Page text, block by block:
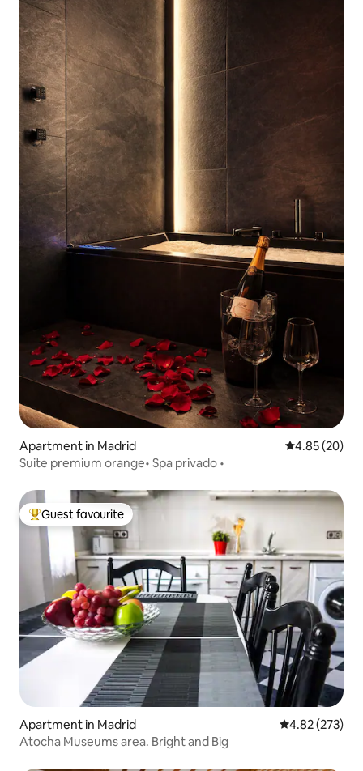
Apartment in Madrid 4.85 out of 5
4.85 (20)
Suite premium orange• Spa privado •
Top guest favourite
Guest favourite
Apartment in Madrid 4.82 out of 5
4.82 (273)
Atocha Museums area. Bright and Big